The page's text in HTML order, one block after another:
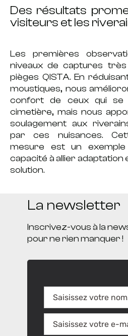
Des résultats
visiteurs et les
Les premières
niveaux de captures
pièges QISTA. En
moustiques, nous
confort de ceux qui se
cimetière, mais nous
soulagement aux
par ces nuisances.
mesure est un
capacité à allier
solution.
La newsletter
Inscrivez-vous à la
pour ne rien manquer !